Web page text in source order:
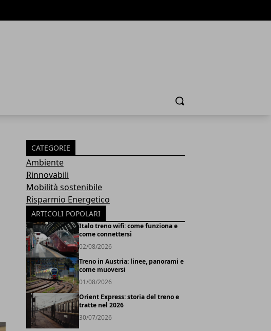
Cerca
CATEGORIE
Ambiente
Rinnovabili
Mobilità sostenibile
Risparmio Energetico
ARTICOLI POPOLARI
Italo treno wifi: come funziona e
come connettersi
02/08/2026
Treno in Austria: linee, panorami e
come muoversi
01/08/2026
Orient Express: storia del treno e
tratte nel 2026
30/07/2026